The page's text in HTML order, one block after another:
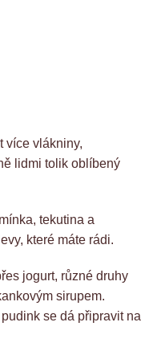
více vlákniny,
lidmi tolik oblíbený
tekutina a
které máte rádi.
jogurt, různé druhy
sirupem.
se dá připravit na